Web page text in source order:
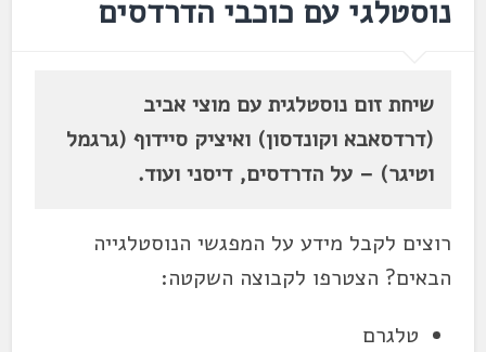
נוסטלגי עם כוכבי הדרדסים
שיחת זום נוסטלגית עם מוצי אביב
(דרדסאבא וקונדסון) ואיציק סיידוף (גרגמל
וטיגר) – על הדרדסים, דיסני ועוד.
רוצים לקבל מידע על המפגשי הנוסטלגייה
הבאים? הצטרפו לקבוצה השקטה:
טלגרם